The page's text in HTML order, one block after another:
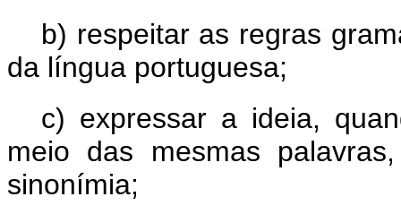
b) respeitar as regras
da língua portuguesa;
c) expressar a ideia,
meio das mesmas
sinonímia;